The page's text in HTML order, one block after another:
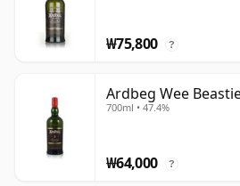
₩75,800 ?
Ardbeg Wee
700ml • 47.4%
₩64,000 ?